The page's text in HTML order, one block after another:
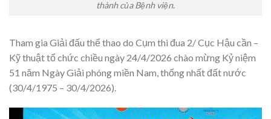
thành của Bệnh viện.
Tham gia Giải đấu thể thao do Cụm thi đua 2/ Cục Hậu cần –
Kỹ thuật tổ chức chiều ngày 24/4/2026 chào mừng Kỷ niệm
51 năm Ngày Giải phóng miền Nam, thống nhất đất nước
(30/4/1975 – 30/4/2026).